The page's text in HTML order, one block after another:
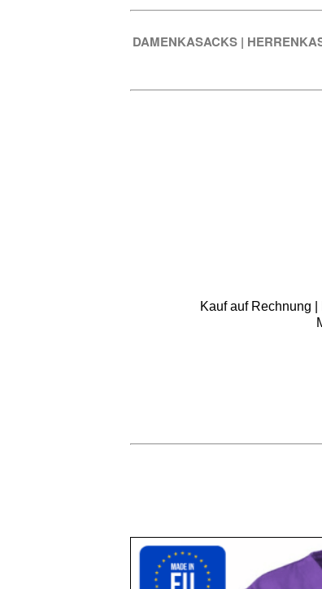
DAMENKASACKS |
Kauf auf Rechnung